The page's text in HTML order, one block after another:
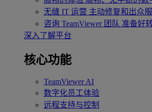
无缝 IT 运营 主动修复和出众
咨询 TeamViewer 团队 准备好
深入了解平台
核心功能
TeamViewer AI
数字化员工体验
远程支持与控制